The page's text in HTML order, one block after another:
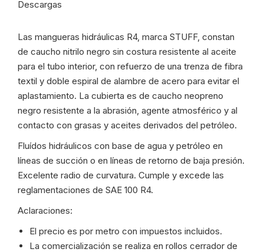
13703
cantidad
Descargas
Las mangueras hidráulicas R4, marca STUFF, constan
de caucho nitrilo negro sin costura resistente al aceite
para el tubo interior, con refuerzo de una trenza de fibra
textil y doble espiral de alambre de acero para evitar el
aplastamiento. La cubierta es de caucho neopreno
negro resistente a la abrasión, agente atmosférico y al
contacto con grasas y aceites derivados del petróleo.
Fluídos hidráulicos con base de agua y petróleo en
líneas de succión o en líneas de retorno de baja presión.
Excelente radio de curvatura. Cumple y excede las
reglamentaciones de SAE 100 R4.
Aclaraciones:
El precio es por metro con impuestos incluidos.
La comercialización se realiza en rollos cerrador de